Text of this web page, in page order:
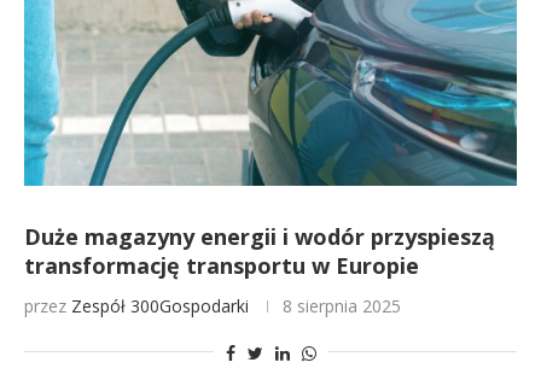
Duże magazyny energii i wodór przyspieszą
transformację transportu w Europie
przez Zespół 300Gospodarki 8 sierpnia 2025